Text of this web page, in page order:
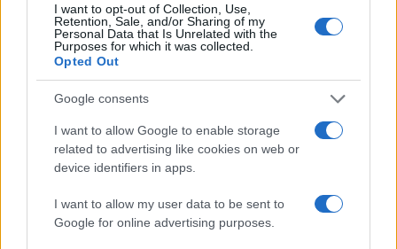
I want to opt-out of Collection, Use,
Retention, Sale, and/or Sharing of my
Personal Data that Is Unrelated with the
Purposes for which it was collected.
Opted Out
Google consents
I want to allow Google to enable storage
related to advertising like cookies on web or
device identifiers in apps.
I want to allow my user data to be sent to
Google for online advertising purposes.
Gallura
Michelle Hunziker in Gallura, bella anche dal
Calangianus, dopo le polemiche il centro
accoglienza minori chiude
Olbia, divieto di sosta contro spaccio e degrado: